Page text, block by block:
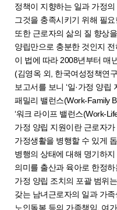
정책이 지향하는 일과 가정
그것을 충족시키기 위해 필
또한 근로자의 삶의 질 향상
양립만으로 충분한 것인지
이 법에 따라 2008년부터 매
(김영옥 외, 한국여성정책연
보고서를 보니 ‘일·가정 양립
패밀리 밸런스(Work-Family
‘워크 라이프 밸런스(Work-
가정 양립 지원이란 근로자
가정생활을 병행할 수 있게
병행의 상태에 대해 명기하
의미를 출산과 육아로 한정하
가정 양립 조치의 포괄 범위
갖는 남녀근로자의 일과 가
노인돌봄 등의 가족책임, 여